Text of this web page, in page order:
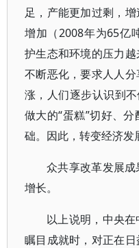
足，产能更加过剩，
增加（2008年为65亿
护生态和环境的压力
不断恶化，要求人人
涨，人们逐步认识到
做大的“蛋糕”切好、
础。因此，转变经济发
众共享改革发展
增长。
以上说明，中央
瞩目成就时，对正在